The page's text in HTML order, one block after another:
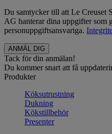
Du samtycker till att Le Creuset
AG hanterar dina uppgifter som
personuppgiftsansvariga.
Tack för din anmälan!
Du kommer snart att få
Produkter
Köksutrustning
Dukning
Kökstillbehör
Presenter